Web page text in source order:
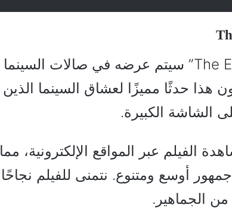
من الرائع أن فيلم “The Equalizer 3” سيتم عرضه في صالات السينما
حدثًا مميزًا لعشاق السينما الذين
الشاشة الكبيرة.
الفيلم عبر المواقع الإلكترونية، مما
أوسع ومتنوع. نتمنى للفيلم نجاحًا
من الجماهير.